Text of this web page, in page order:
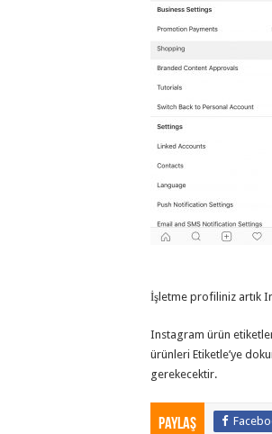
İşletme profiliniz artık
Instagram ürün
ürünleri Etiketle’ye
gerekecektir.
Paylaş